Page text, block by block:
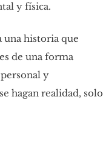
y física.
una historia que
de una forma
y
hagan realidad, solo